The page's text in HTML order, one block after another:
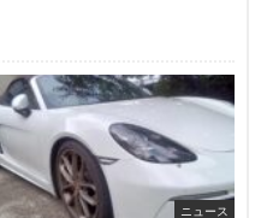
ニュース